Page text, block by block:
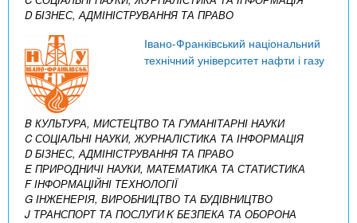
D БІЗНЕС, АДМІНІСТРУВАННЯ ТА ПРАВО
Івано-Франківський національний
технічний університет нафти і газу
B КУЛЬТУРА, МИСТЕЦТВО ТА ГУМАНІТАРНІ НАУКИ
C СОЦІАЛЬНІ НАУКИ, ЖУРНАЛІСТИКА ТА ІНФОРМАЦІЯ
D БІЗНЕС, АДМІНІСТРУВАННЯ ТА ПРАВО
E ПРИРОДНИЧІ НАУКИ, МАТЕМАТИКА ТА СТАТИСТИКА
F ІНФОРМАЦІЙНІ ТЕХНОЛОГІЇ
G ІНЖЕНЕРІЯ, ВИРОБНИЦТВО ТА БУДІВНИЦТВО
J ТРАНСПОРТ ТА ПОСЛУГИK БЕЗПЕКА ТА ОБОРОНА